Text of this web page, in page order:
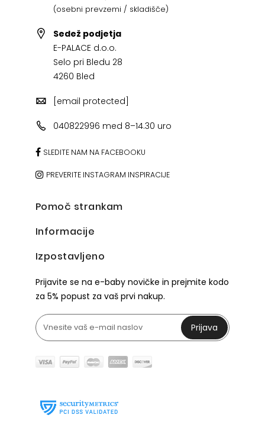
(osebni prevzemi / skladišče)
Sedež podjetja
E-PALACE d.o.o.
Selo pri Bledu 28
4260 Bled
[email protected]
040822996 med 8–14.30 uro
SLEDITE NAM NA FACEBOOKU
PREVERITE INSTAGRAM INSPIRACIJE
Pomoč strankam
Informacije
Izpostavljeno
Prijavite se na e-baby novičke in prejmite kodo
za 5% popust za vaš prvi nakup.
Prijava